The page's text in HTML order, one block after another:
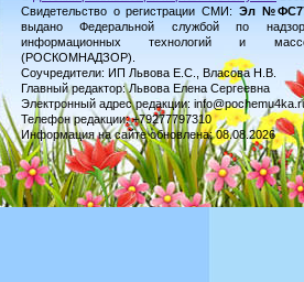
Свидетельство о регистрации СМИ: Эл №ФС77-
выдано Федеральной службой по
информационных технологий и
(РОСКОМНАДЗОР).
Соучредители: ИП Львова Е.С., Власова Н.В.
Главный редактор: Львова Елена Сергеевна
Электронный адрес редакции:
Телефон редакции: +79277797310
Информация на сайте обновлена: 08.08.2026